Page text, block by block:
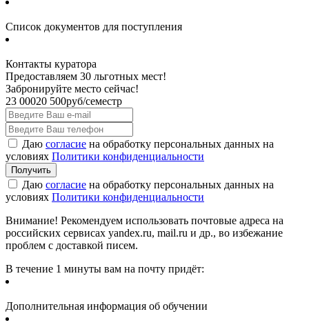
Список документов для поступления
Контакты куратора
Предоставляем 30 льготных мест!
Забронируйте место сейчас!
23 00020 500руб/семестр
Даю согласие на обработку персональных данных на
условиях Политики конфиденциальности
Даю согласие на обработку персональных данных на
условиях Политики конфиденциальности
Внимание! Рекомендуем использовать почтовые адреса на
российских сервисах yandex.ru, mail.ru и др., во избежание
проблем с доставкой писем.
В течение 1 минуты вам на почту придёт:
Дополнительная информация об обучении